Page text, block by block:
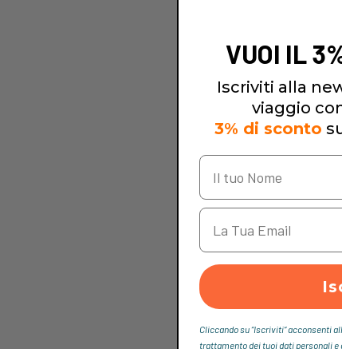
VUOI IL
Iscriviti alla
viaggio
3% di sconto
Cliccando su “Iscriviti“ acconsenti
trattamento dei tuoi dati personali